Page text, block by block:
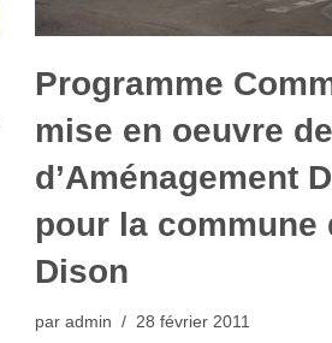
Programme
mise en oeuvre
d’Aménagement
pour la commune
Dison
par admin 28 février 2011